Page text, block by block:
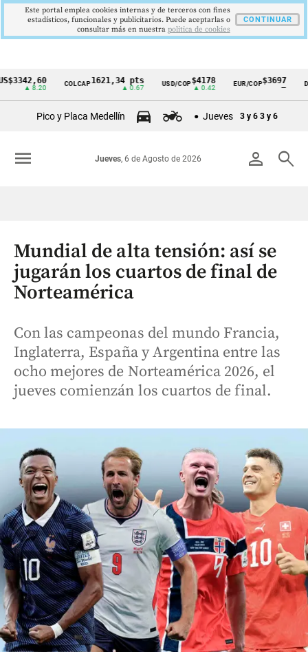
Cintillo
Colombia
▲ 8.20
COLCAP 1621,34 pts
▲ 0.67
USD/COP$4178
▲ 0.42
EUR/COP$3697
Pico y Placa Medellín Jueves 3 y 6 3 y 6
person search
Jueves, 6 de Agosto de 2026
menu
Mundial de alta tensión: así se
jugarán los cuartos de final de
Norteamérica
Con las campeonas del mundo Francia,
Inglaterra, España y Argentina entre las
ocho mejores de Norteamérica 2026, el
jueves comienzán los cuartos de final.
Este portal emplea cookies internas y de terceros con fines
estadísticos, funcionales y publicitarios. Puede aceptarlas o
consultar más en nuestra politica de cookies
CONTINUAR